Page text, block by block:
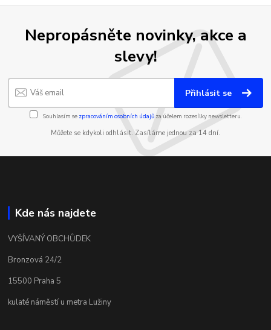
Nepropásněte novinky, akce a
slevy!
Přihlásit se
Souhlasím se zpracováním osobních údajůza účelem rozesílky newsletteru.
Můžete se kdykoli odhlásit. Zasíláme jednou za 14 dní.
Kde nás najdete
VYŠÍVANÝ OBCHŮDEK
Bronzová 24/2
15500 Praha 5
kulaté náměstí u metra Lužiny